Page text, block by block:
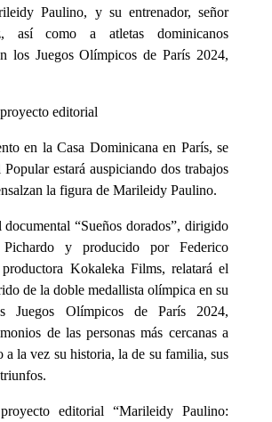
Paulino, y su entrenador, señor
así como a atletas dominicanos
los Juegos Olímpicos de París 2024,
editorial
en la Casa Dominicana en París, se
estará auspiciando dos trabajos
la figura de Marileidy Paulino.
“Sueños dorados”, dirigido
y producido por Federico
Kokaleka Films, relatará el
de la doble medallista olímpica en su
Juegos Olímpicos de París 2024,
de las personas más cercanas a
a la vez su historia, la de su familia, sus
editorial “Marileidy Paulino: